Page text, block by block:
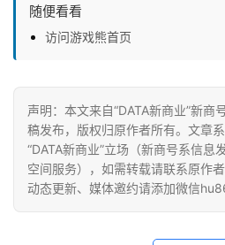
随便看看
访问游戏熊首页
声明：本文来自“DATA新商业”新商
稿发布，版权归原作者所有。文章
“DATA新商业”立场（新商号系信息
空间服务），如需转载请联系原作
动态更新、媒体邀约请添加微信